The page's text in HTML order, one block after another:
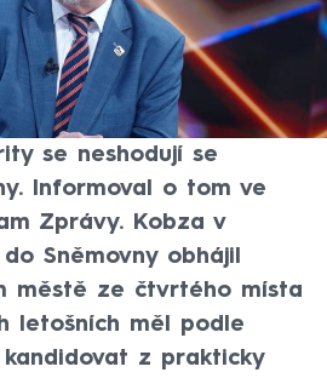
ke konci června po
členství v hnutí SPD.
jiné tím, že jeho
se neshodují se
Informoval o tom ve
Zprávy. Kobza v
Sněmovny obhájil
městě ze čtvrtého místa
letošních měl podle
z prakticky